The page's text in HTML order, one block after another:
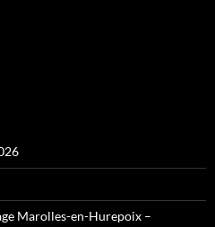
Marolles-en-Hurepoix –